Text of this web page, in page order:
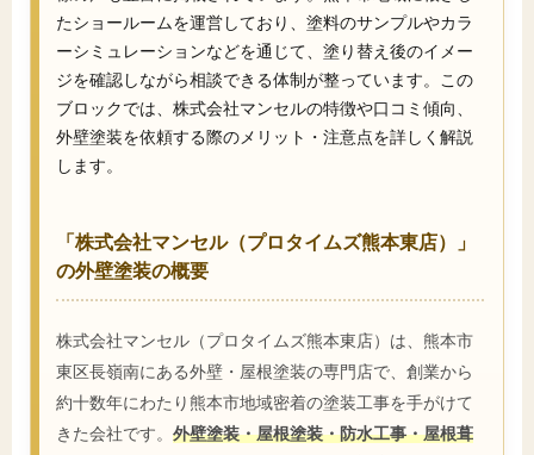
たショールームを運営しており、塗料のサンプルやカラ
ーシミュレーションなどを通じて、塗り替え後のイメー
ジを確認しながら相談できる体制が整っています。この
ブロックでは、株式会社マンセルの特徴や口コミ傾向、
外壁塗装を依頼する際のメリット・注意点を詳しく解説
します。
「株式会社マンセル（プロタイムズ熊本東店）」
の外壁塗装の概要
株式会社マンセル（プロタイムズ熊本東店）は、熊本市
東区長嶺南にある外壁・屋根塗装の専門店で、創業から
約十数年にわたり熊本市地域密着の塗装工事を手がけて
きた会社です。 外壁塗装・屋根塗装・防水工事・屋根葺